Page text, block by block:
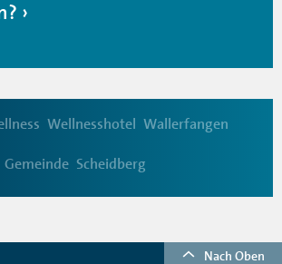
Wellnesshotel Wallerfangen
Gemeinde Scheidberg
Nach Oben